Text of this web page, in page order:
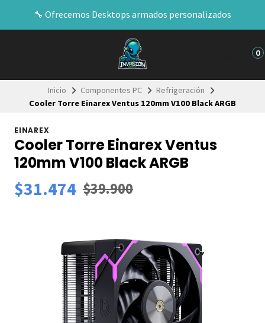
🔧​ Ofrecemos Desktops armados personalizados
0
Inicio Componentes PC
Refrigeración
Cooler Torre Einarex Ventus 120mm V100 Black ARGB
EINAREX
Cooler Torre Einarex Ventus
120mm V100 Black ARGB
$31.474 $39.900